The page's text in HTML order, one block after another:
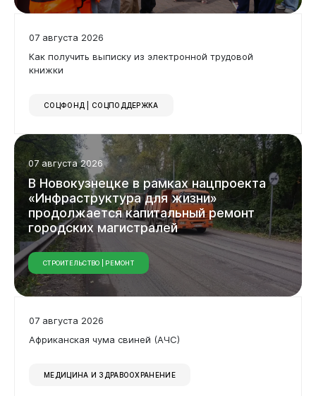
Документы
07 августа 2026
Как получить выписку из электронной трудовой
книжки
СОЦФОНД | СОЦПОДДЕРЖКА
07 августа 2026
В Новокузнецкеврамкахнацпроекта
«Инфраструктурадляжизни»
продолжаетсякапитальныйремонт
городских магистралей
СТРОИТЕЛЬСТВО | РЕМОНТ
07 августа 2026
Африканская чума свиней (АЧС)
МЕДИЦИНА И ЗДРАВООХРАНЕНИЕ